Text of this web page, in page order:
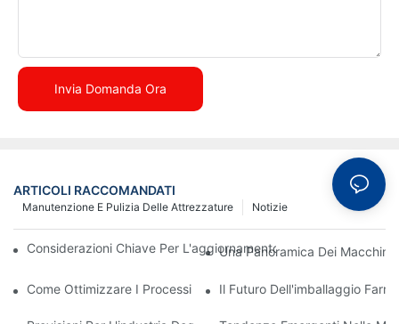
Invia Domanda Ora
ARTICOLI RACCOMANDATI
Notizie
Manutenzione E Pulizia Delle Attrezzature
Considerazioni Chiave Per L'aggiornamento Dei Macchinari Di
Una Panoramica Dei
Come Ottimizzare I Processi Di Produzione Con Un'efficace
Il Futuro Dell'imballaggio